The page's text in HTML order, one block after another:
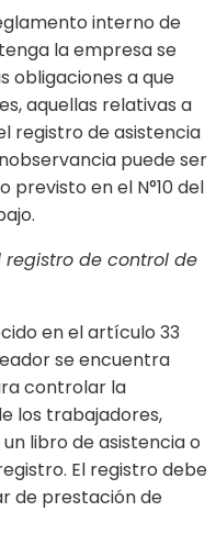
interno de
la empresa se
obligaciones a que
aquellas relativas a
registro de asistencia
puede ser
previsto en el N°10 del
de control de
en el artículo 33
se encuentra
controlar la
los trabajadores,
libro de asistencia o
El registro debe
de prestación de